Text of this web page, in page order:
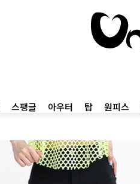
스팽글 아우터 탑 원피스